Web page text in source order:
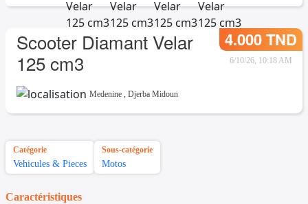
Scooter Diamant Velar
125 cm3
4.000 TND
6/10/26, 10:18 AM
Medenine , Djerba Midoun
Catégorie
Vehicules & Pieces
Sous-catégorie
Motos
Caractéristiques